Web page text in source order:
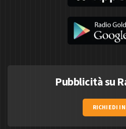
Pubblicità su
RICHIEDI